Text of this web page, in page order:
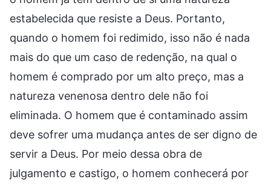
estabelecida que resiste a Deus. Portanto,
quando o homem foi redimido, isso não é nada
mais do que um caso de redenção, na qual o
homem é comprado por um alto preço, mas a
natureza venenosa dentro dele não foi
eliminada. O homem que é contaminado assim
deve sofrer uma mudança antes de ser digno de
servir a Deus. Por meio dessa obra de
julgamento e castigo, o homem conhecerá por